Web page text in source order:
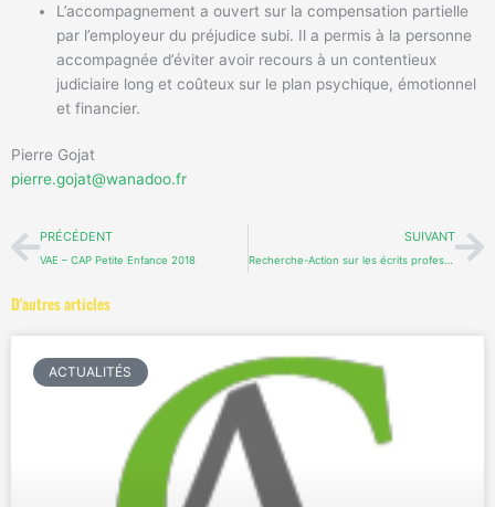
L’accompagnement a ouvert sur la compensation partielle
par l’employeur du préjudice subi. Il a permis à la personne
accompagnée d’éviter avoir recours à un contentieux
judiciaire long et coûteux sur le plan psychique, émotionnel
et financier.
Pierre Gojat
pierre.gojat@wanadoo.fr
Précédent
PRÉCÉDENT
VAE – CAP Petite Enfance 2018
SUIVANT
Recherche-Action sur les écrits professionnels
D'autres articles
ACTUALITÉS